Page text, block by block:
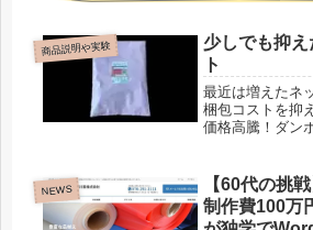
商品説明や実験
少しでも抑
ト
最近は増えたネ
梱包コストを抑
価格高騰！ダン
気になっていま
客様に提供した
read more
NEWS
【60代の挑
制作費100万